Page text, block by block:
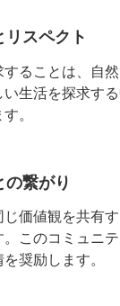
スペクト
ることは、自
い生活を探求す
。
の繋がり
価値観を共有
このコミュニ
奨励します。